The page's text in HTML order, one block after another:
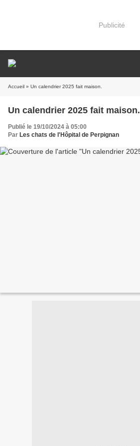
Publicité
Accueil » Un calendrier 2025 fait maison.
Un calendrier 2025 fait maison.
Publié le 19/10/2024 à 05:00
Par Les chats de l'Hôpital de Perpignan